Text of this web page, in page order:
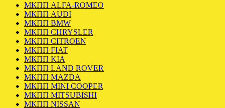
МКПП ALFA-ROMEO
МКПП AUDI
МКПП BMW
МКПП CHRYSLER
МКПП CITROEN
МКПП FIAT
МКПП KIA
МКПП LAND ROVER
МКПП MAZDA
МКПП MINI COOPER
МКПП MITSUBISHI
МКПП NISSAN